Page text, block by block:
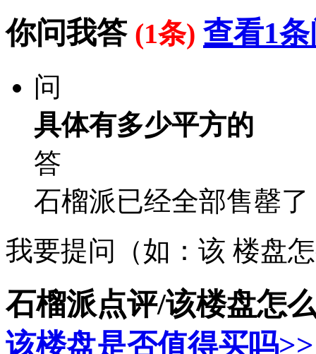
你问我答 (1条) 查看1
问
具体有多少平方的
答
石榴派已经全部售罄了
我要提问（如：该 楼盘
石榴派点评/该楼盘怎
该楼盘是否值得买吗>>